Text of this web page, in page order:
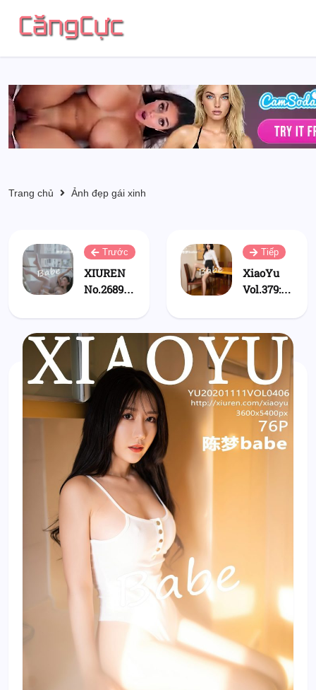
Trang chủ Ảnh đẹp gái xinh
Trước
XIUREN
No.2689:
Tiếp
XiaoYu
Vol.379: